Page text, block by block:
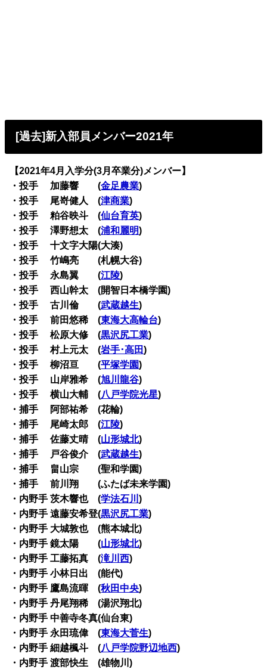
[過去]新入部員メンバー2021年
【2021年4月入学分(3月卒業分)メンバー】
・投手 加藤響 (金足農業)
・投手 尾嵜健人 (津商業)
・投手 粕谷映斗 (仙台育英)
・投手 澤野想太 (浦和麗明)
・投手 十文字大陽(大湊)
・投手 竹嶋亮 (札幌大谷)
・投手 永島翼 (江陵)
・投手 西山幹太 (開智日本橋学園)
・投手 古川倫 (武蔵越生)
・投手 前田悠稀 (東海大高輪台)
・投手 松原大修 (黒沢尻工業)
・投手 村上元太 (岩手･高田)
・投手 柳沼亘 (平塚学園)
・投手 山岸雅希 (旭川龍谷)
・投手 横山大輔 (八戸学院光星)
・捕手 阿部祐希 (花輪)
・捕手 尾崎太郎 (江陵)
・捕手 佐藤丈晴 (山形城北)
・捕手 戸谷俊介 (武蔵越生)
・捕手 畠山宗 (聖和学園)
・捕手 前川翔 (ふたば未来学園)
・内野手 茨木響也 (学法石川)
・内野手 遠藤安希登(黒沢尻工業)
・内野手 大城敦也 (熊本城北)
・内野手 鏡太陽 (山形城北)
・内野手 工藤拓真 (滝川西)
・内野手 小林日出 (能代)
・内野手 鷹島流暉 (秋田中央)
・内野手 丹尾翔稀 (湯沢翔北)
・内野手 中善寺冬真(仙台東)
・内野手 永田琉偉 (東海大菅生)
・内野手 細越楓斗 (八戸学院野辺地西)
・内野手 渡部快生 (雄物川)